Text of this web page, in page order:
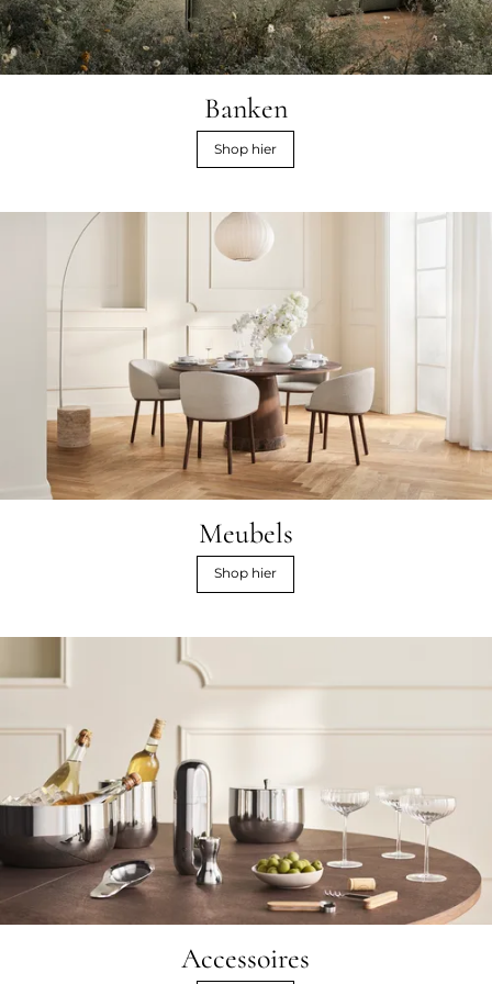
Banken
Shop hier
Meubels
Shop hier
Accessoires